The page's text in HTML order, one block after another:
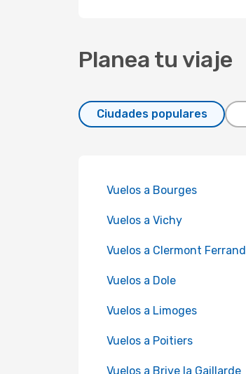
Planea tu viaje
Ciudades populares
Vuelos a Bourges
Vuelos a Vichy
Vuelos a Clermont Ferrand
Vuelos a Dole
Vuelos a Limoges
Vuelos a Poitiers
Vuelos a Brive la Gaillarde